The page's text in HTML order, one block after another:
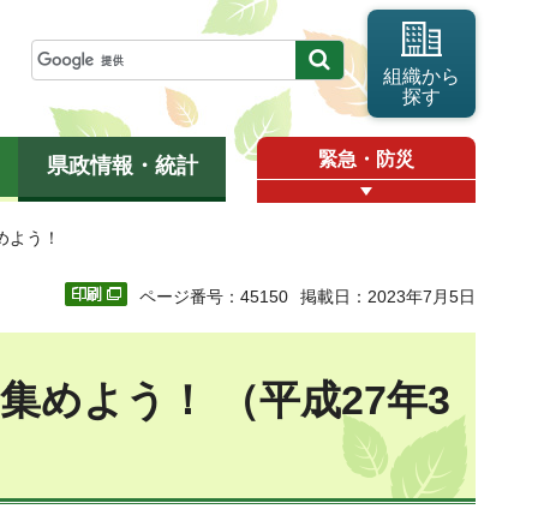
組織から
探す
県政情報・統計 緊急・防災
う！
ページ番号：45150 掲載日：2023年7月5日
めよう！ （平成27年3